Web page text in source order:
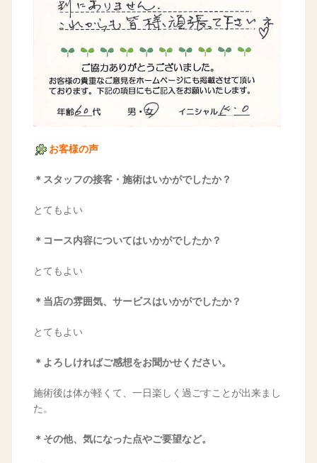
お客様の声
＊スタッフの接客・施術はいかがでしたか？
とてもよい
＊コース内容についてはいかがでしたか？
とてもよい
＊当店の雰囲気、サービスはいかがでしたか？
とてもよい
＊よろしければご感想をお聞かせください。
施術後は体が軽くて、一日楽しく過ごすことが出来まし
た。
＊その他、気になった点やご要望など。